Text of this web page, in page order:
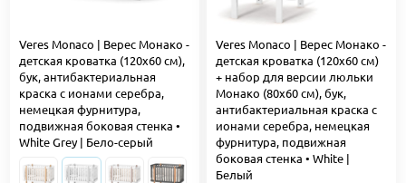
Veres Monaco | Верес Монако -
детская кроватка (120x60 см),
бук, антибактериальная
краска с ионами серебра,
немецкая фурнитура,
подвижная боковая стенка •
White Grey | Бело-серый
Veres Monaco | Верес Монако -
детская кроватка (120x60 см)
+ набор для версии люльки
Монако (80х60 см), бук,
антибактериальная краска с
ионами серебра, немецкая
фурнитура, подвижная
боковая стенка • White |
Белый